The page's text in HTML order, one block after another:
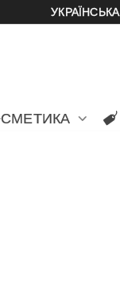
УКРАЇНСЬКА